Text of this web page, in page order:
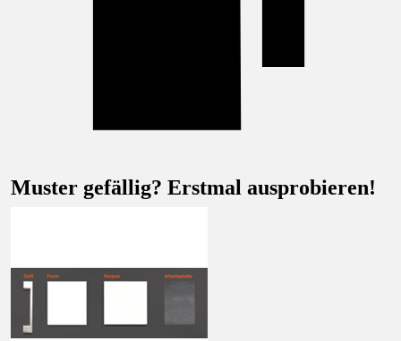
Muster gefällig? Erstmal ausprobieren!